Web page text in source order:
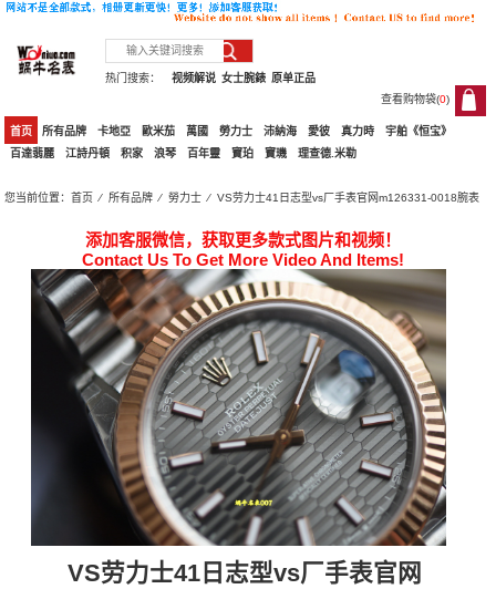
热门搜索： 原单正品
女士腕錶
视频解说
查看购物袋(0)
0
首页 所有品牌 卡地亞 歐米茄 萬國 勞力士 沛納海 愛彼 真力時
宇舶《恒宝》
百達翡麗
江詩丹頓 积家 浪琴 百年靈 寶珀 寶璣 理查德.米勒
您当前位置：首页 ⁄所有品牌 ⁄勞力士 ⁄ VS劳力士41日志型vs厂手表官网m126331-0018腕表
添加客服微信，获取更多款式图片和视频！
Contact Us To Get More Video And Items!
VS劳力士41日志型vs厂手表官网